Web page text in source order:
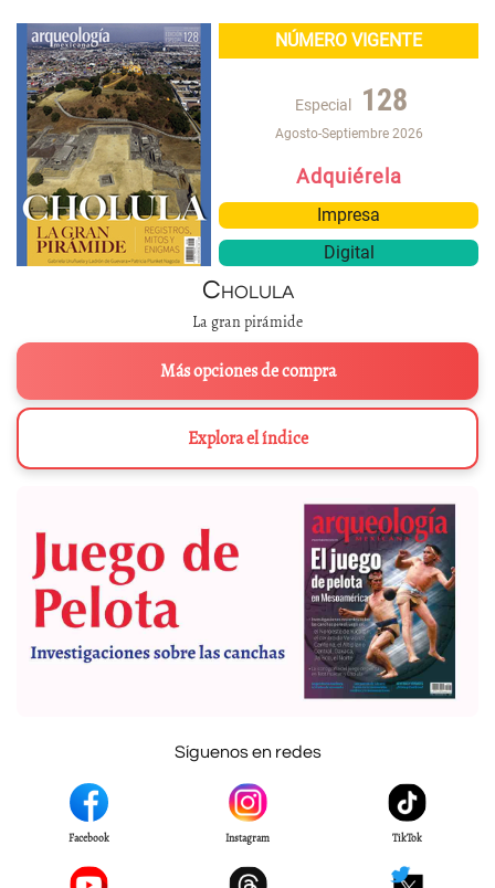
NÚMERO VIGENTE
Especial 128
Agosto-Septiembre 2026
Adquiérela
Impresa
Digital
Cholula
La gran pirámide
Más opciones de compra
Explora el índice
Síguenos en redes
Facebook Instagram TikTok